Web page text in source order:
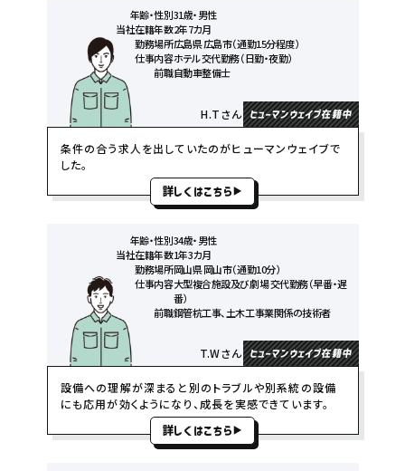
H.Tさん ヒューマンウェイブ在籍中
年齢・性別31歳・男性
当社在籍年数2年7カ月
勤務場所広島県 広島市（通勤15分程度）
仕事内容ホテル 交代勤務（日勤・夜勤）
前職自動車整備士
条件の合う求人を出していたのがヒューマンウェイブで
した。
詳しくはこちら
T.Wさん ヒューマンウェイブ在籍中
年齢・性別34歳・男性
当社在籍年数1年3カ月
勤務場所岡山県 岡山市（通勤10分）
仕事内容大型複合施設及び劇場 交代勤務（早番・遅
番）
前職鋼管杭工事、土木工事業関係の技術者
設備への理解が深まると別のトラブルや別系統の設備
にも応用が効くようになり、成長を実感できています。
詳しくはこちら